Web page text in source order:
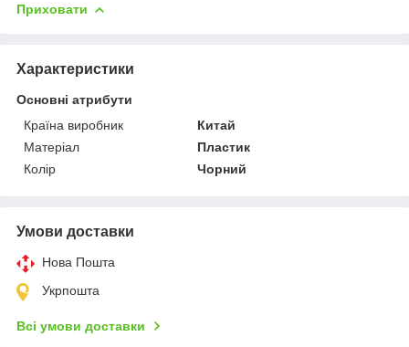
Приховати
Характеристики
Основні атрибути
Країна виробник
Китай
Матеріал
Пластик
Колір
Чорний
Умови доставки
Нова Пошта
Укрпошта
Всі умови доставки